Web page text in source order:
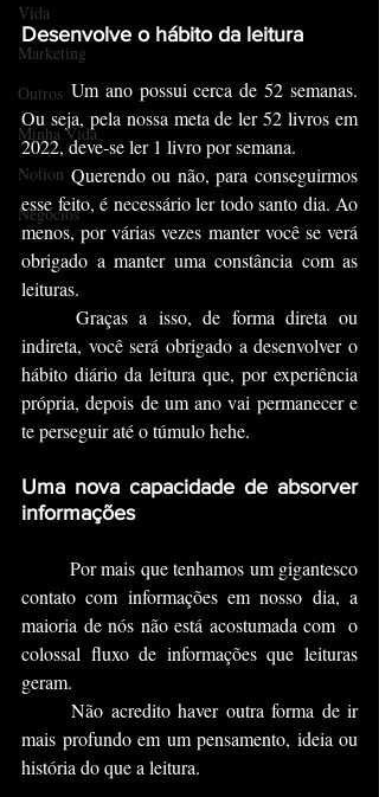
Vida
Marketing
Outros
Minha Vida
Notion
Negócios
Desenvolve o hábito da leitura
	Um ano possui cerca de 52 semanas.
Ou seja, pela nossa meta de ler 52 livros em
2022, deve-se ler 1 livro por semana.
	Querendo ou não, para conseguirmos
esse feito, é necessário ler todo santo dia. Ao
menos, por várias vezes manter você se verá
obrigado a manter uma constância com as
leituras.
indireta, você será obrigado a desenvolver o
hábito diário da leitura que, por experiência
própria, depois de um ano vai permanecer e
te perseguir até o túmulo hehe.
Uma nova capacidade de absorver
informações
contato com informações em nosso dia, a
maioria de nós não está acostumada com  o
colossal fluxo de informações que leituras
geram.
	Não acredito haver outra forma de ir
mais profundo em um pensamento, ideia ou
história do que a leitura.